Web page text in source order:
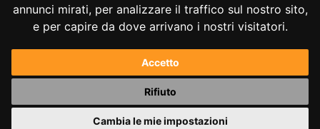
annunci mirati, per analizzare il traffico sul nostro sito,
e per capire da dove arrivano i nostri visitatori.
Accetto
Rifiuto
Cambia le mie impostazioni
Copyright © 2017-2026 Andrea Ilici. Tutti i diritti riservati.
P.IVA 02711210027
Powered byAndrea Ilici
mappa del sito|gestisci cookie